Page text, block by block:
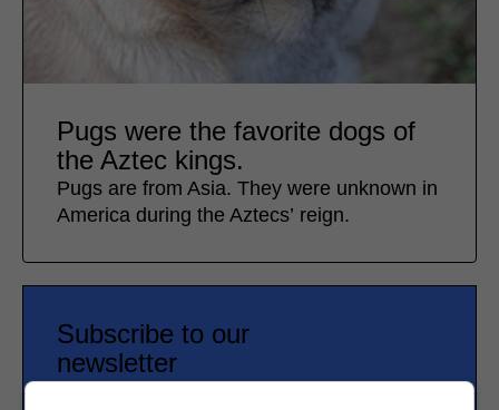
Pugs were the favorite dogs of
the Aztec kings.
Pugs are from Asia. They were unknown in
America during the Aztecs’ reign.
Subscribe to our
newsletter